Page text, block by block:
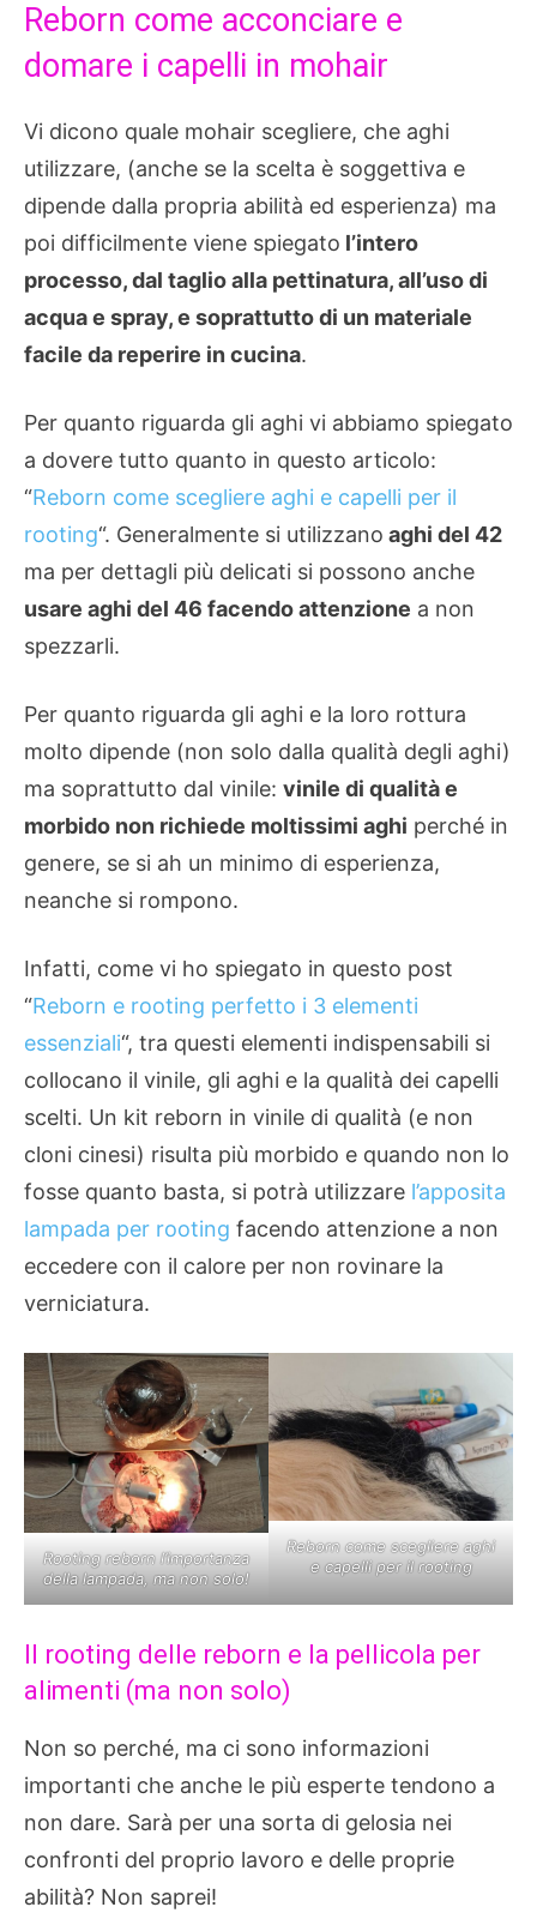
Reborn come acconciare e
domare i capelli in mohair
Vi dicono quale mohair scegliere, che aghi
utilizzare, (anche se la scelta è soggettiva e
dipende dalla propria abilità ed esperienza) ma
poi difficilmente viene spiegato l’intero
processo, dal taglio alla pettinatura, all’uso di
acqua e spray, e soprattutto di un materiale
facile da reperire in cucina.
Per quanto riguarda gli aghi vi abbiamo spiegato
a dovere tutto quanto in questo articolo:
“Reborn come scegliere aghi e capelli per il
rooting“. Generalmente si utilizzano aghi del 42
ma per dettagli più delicati si possono anche
usare aghi del 46 facendo attenzione a non
spezzarli.
Per quanto riguarda gli aghi e la loro rottura
molto dipende (non solo dalla qualità degli aghi)
ma soprattutto dal vinile: vinile di qualità e
morbido non richiede moltissimi aghi perché in
genere, se si ah un minimo di esperienza,
neanche si rompono.
Infatti, come vi ho spiegato in questo post
“Reborn e rooting perfetto i 3 elementi
essenziali“, tra questi elementi indispensabili si
collocano il vinile, gli aghi e la qualità dei capelli
scelti. Un kit reborn in vinile di qualità (e non
cloni cinesi) risulta più morbido e quando non lo
fosse quanto basta, si potrà utilizzare l’apposita
lampada per rooting facendo attenzione a non
eccedere con il calore per non rovinare la
verniciatura.
Rooting reborn l’importanza
della lampada, ma non solo!
Reborn come scegliere aghi
e capelli per il rooting
Il rooting delle reborn e la pellicola per
alimenti (ma non solo)
Non so perché, ma ci sono informazioni
importanti che anche le più esperte tendono a
non dare. Sarà per una sorta di gelosia nei
confronti del proprio lavoro e delle proprie
abilità? Non saprei!